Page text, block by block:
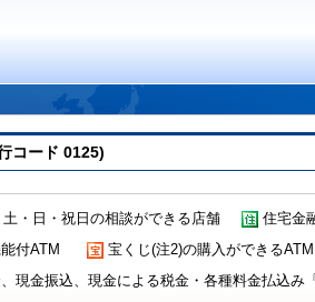
コード 0125)
・日・祝日の相談ができる店舗 住宅金
付ATM
宝くじ(注2)の購入ができるATM
現金振込、現金による税金・各種料金払込み